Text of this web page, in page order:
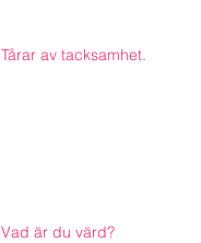
Tårar av tacksamhet.
Vad är du värd?